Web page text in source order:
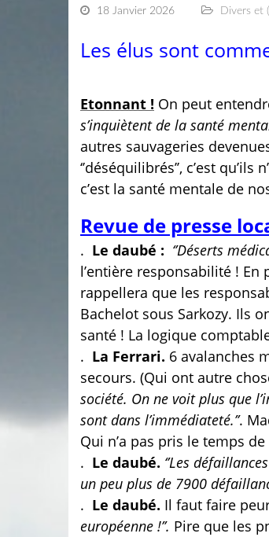
18 Janvier 2026 Divers et
Les élus sont
Etonnant ! On peut
s’inquiètent de la santé
autres sauvageries
‘’déséquilibrés’’, c’est
c’est la santé mentale de
Revue de presse
. Le daubé : ‘’Déserts
l’entière responsabilité !
rappellera que les
Bachelot sous Sarkozy. Ils
santé ! La logique
. La Ferrari. 6 avalanches
secours. (Qui ont autre
société. On ne voit plus que
sont dans l’immédiateté.’’.
Qui n’a pas pris le temps de
. Le daubé. ‘’Les
un peu plus de 7900
. Le daubé. Il faut faire peur
européenne !’’. Pire que les